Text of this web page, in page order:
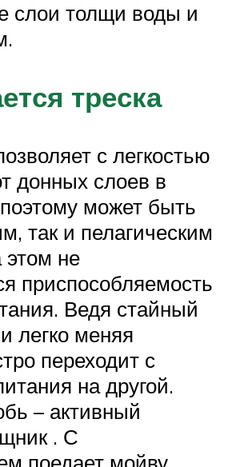
слои толщи воды и
треска
с легкостью
донных слоев в
может быть
так и пелагическим
не
приспособляемость
Ведя стайный
легко меняя
переходит с
на другой.
– активный
. С